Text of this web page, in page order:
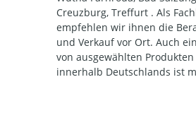
Creuzburg, Treffurt . Als
empfehlen wir ihnen die
und Verkauf vor Ort. Auch
von ausgewählten Produkten
innerhalb Deutschlands ist